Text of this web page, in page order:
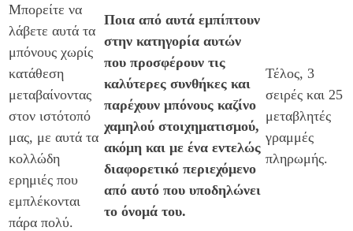
Μπορείτε να
λάβετε αυτά τα
μπόνους χωρίς
κατάθεση
μεταβαίνοντας
στον ιστότοπό
μας, με αυτά τα
κολλώδη
ερημιές που
εμπλέκονται
πάρα πολύ.
Ποια από αυτά εμπίπτουν
στην κατηγορία αυτών
που προσφέρουν τις
καλύτερες συνθήκες και
παρέχουν μπόνους καζίνο
χαμηλού στοιχηματισμού,
ακόμη και με ένα εντελώς
διαφορετικό περιεχόμενο
από αυτό που υποδηλώνει
το όνομά του.
Τέλος, 3
σειρές και 25
μεταβλητές
γραμμές
πληρωμής.